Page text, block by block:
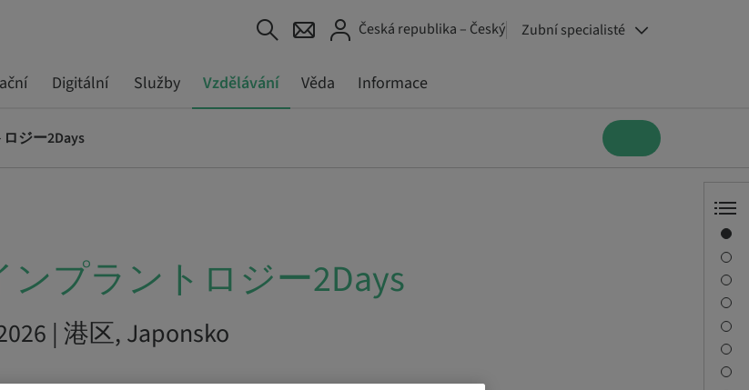
Česká republika – Český Zubní specialisté
Digitální Služby Vzdělávání Věda Informace
ジー2Days
プラントロジー2Days
| 港区, Japonsko